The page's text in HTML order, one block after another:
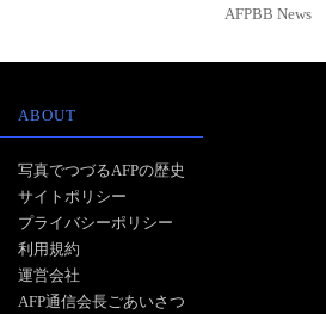
AFPBB News
ABOUT
写真でつづるAFPの歴史
サイトポリシー
プライバシーポリシー
利用規約
運営会社
AFP通信会長ごあいさつ